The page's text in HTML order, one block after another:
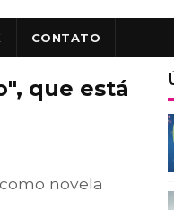
CONTATO
que está
novela